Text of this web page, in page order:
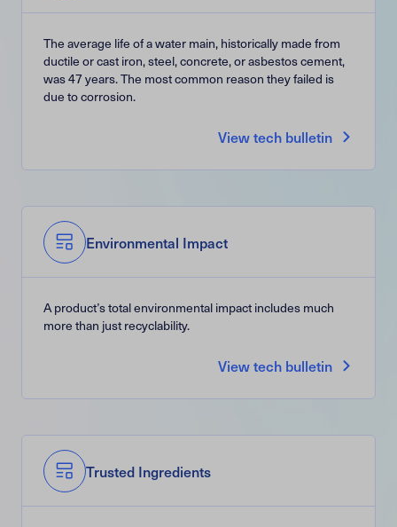
The average life of a water main, historically made from
ductile or cast iron, steel, concrete, or asbestos cement,
was 47 years. The most common reason they failed is
due to corrosion.
View tech bulletin
Environmental Impact
A product’s total environmental impact includes much
more than just recyclability.
View tech bulletin
Trusted Ingredients